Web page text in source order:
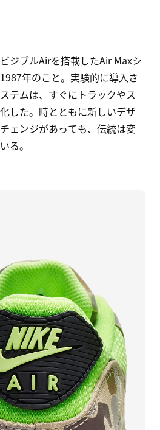
ジブルAirを搭載したAir Maxシ
年のこと。実験的に導入さ
テムは、すぐにトラックやス
した。時とともに新しいデザ
ェンジがあっても、伝統は変
る。